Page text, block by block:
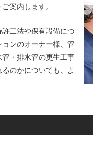
案内します。
許工法や保有設備につ
ンのオーナー様、管
・排水管の更生工事
のかについても、よ